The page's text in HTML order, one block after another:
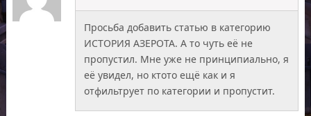
Просьба добавить статью в категорию
ИСТОРИЯ АЗЕРОТА. А то чуть её не
пропустил. Мне уже не принципиально, я
её увидел, но ктото ещё как и я
отфильтрует по категории и пропустит.